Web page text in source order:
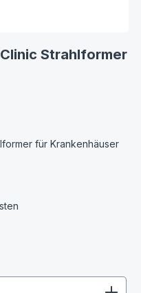
Clinic Strahlformer
für Krankenhäuser